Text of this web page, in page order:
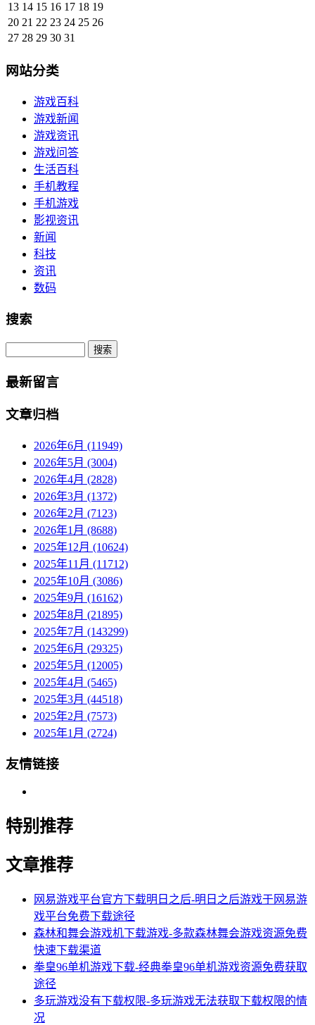
13 14 15 16 17 18 19
20 21 22 23 24 25 26
27 28 29 30 31
网站分类
游戏百科
游戏新闻
游戏资讯
游戏问答
生活百科
手机教程
手机游戏
影视资讯
新闻
科技
资讯
数码
搜索
Search
最新留言
文章归档
2026年6月 (11949)
2026年5月 (3004)
2026年4月 (2828)
2026年3月 (1372)
2026年2月 (7123)
2026年1月 (8688)
2025年12月 (10624)
2025年11月 (11712)
2025年10月 (3086)
2025年9月 (16162)
2025年8月 (21895)
2025年7月 (143299)
2025年6月 (29325)
2025年5月 (12005)
2025年4月 (5465)
2025年3月 (44518)
2025年2月 (7573)
2025年1月 (2724)
友情链接
特别推荐
文章推荐
网易游戏平台官方下载明日之后-明日之后游戏于网易游
戏平台免费下载途径
森林和舞会游戏机下载游戏-多款森林舞会游戏资源免费
快速下载渠道
拳皇96单机游戏下载-经典拳皇96单机游戏资源免费获取
途径
多玩游戏没有下载权限-多玩游戏无法获取下载权限的情
况